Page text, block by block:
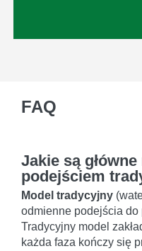
FAQ
Jakie są
podejściem
Model tradycyjny
odmienne podejścia
Tradycyjny model
każda faza kończy się